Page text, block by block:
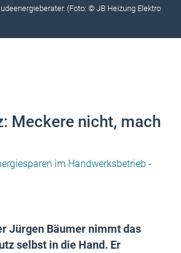
(Foto: © JB Heizung Elektro
Meckere nicht, mach
im Handwerksbetrieb -
Jürgen Bäumer nimmt das
selbst in die Hand. Er